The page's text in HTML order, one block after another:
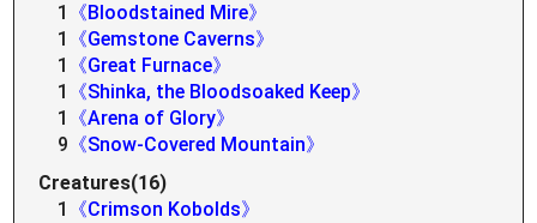
1
《Bloodstained Mire》
1
《Gemstone Caverns》
1
《Great Furnace》
1
《Shinka, the Bloodsoaked Keep》
1
《Arena of Glory》
9 《Snow-Covered Mountain》
Creatures(16)
1
《Crimson Kobolds》